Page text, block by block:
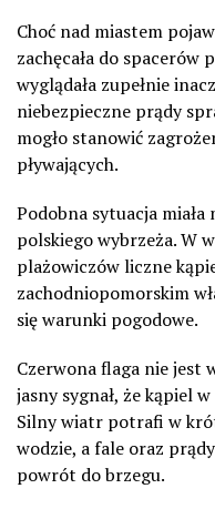
Choć nad miastem
zachęcała do spacerów
wyglądała zupełnie
niebezpieczne prądy
mogło stanowić
pływających.
Podobna sytuacja
polskiego wybrzeża. W
plażowiczów liczne
zachodniopomorskim
się warunki pogodowe.
Czerwona flaga nie jest
jasny sygnał, że kąpiel
Silny wiatr potrafi w
wodzie, a fale oraz
powrót do brzegu.